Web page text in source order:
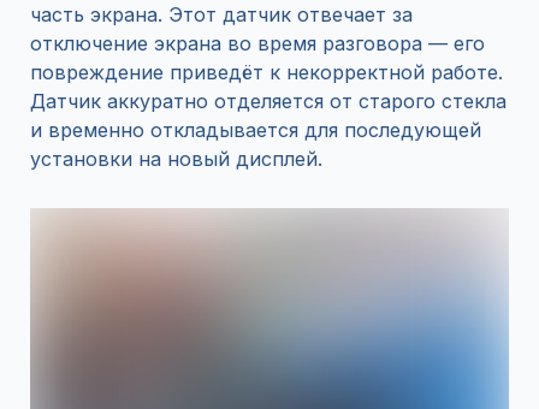
часть экрана. Этот датчик отвечает за
отключение экрана во время разговора — его
повреждение приведёт к некорректной работе.
Датчик аккуратно отделяется от старого стекла
и временно откладывается для последующей
установки на новый дисплей.